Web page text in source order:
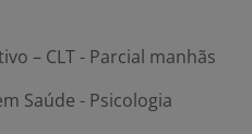
– CLT - Parcial manhãs
Saúde - Psicologia